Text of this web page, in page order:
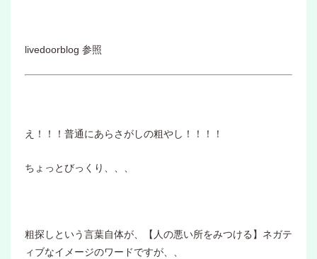
livedoorblog 参照
え！！！普通にあらさがしの粗やし！！！！
ちょっとびっくり、、、
粗探しという言葉自体が、【人の悪い所をみつける】ネガテ
ィブなイメージのワードですが、、